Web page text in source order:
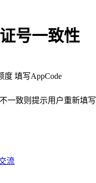
号一致性
度 填写AppCode
一致则提示用户重新填写
流